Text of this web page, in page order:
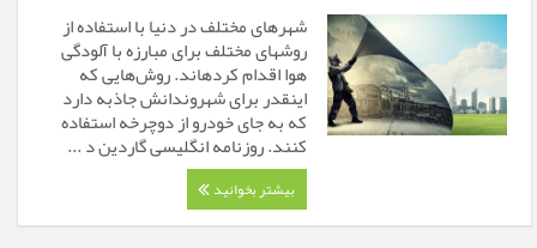
شهرهای مختلف در دنیا با استفاده از
روش‎های مختلف برای مبارزه با آلودگی
هوا اقدام کرده‎اند. روش‌هایی که
اینقدر برای شهروندانش جاذبه دارد
که به جای خودرو از دوچرخه استفاده
کنند. روزنامه انگلیسی گاردین د ...
بیشتر بخوانید